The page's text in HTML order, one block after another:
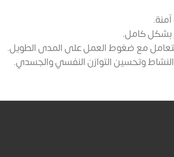
بشكل كامل.
مع ضغوط العمل على المدى الطويل.
وتحسين التوازن النفسي والجسدي.